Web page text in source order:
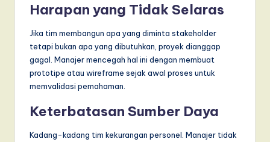
Harapan yang Tidak Selaras
Jika tim membangun apa yang diminta stakeholder
tetapi bukan apa yang dibutuhkan, proyek dianggap
gagal. Manajer mencegah hal ini dengan membuat
prototipe atau wireframe sejak awal proses untuk
memvalidasi pemahaman.
Keterbatasan Sumber Daya
Kadang-kadang tim kekurangan personel. Manajer tidak